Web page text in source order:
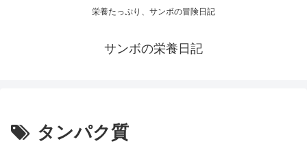
栄養たっぷり、サンボの冒険日記
サンボの栄養日記
タンパク質